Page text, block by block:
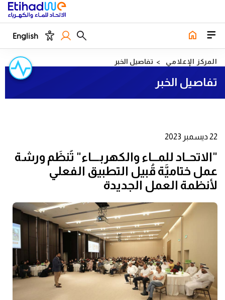
English
المركز الإعلامي تفاصيل الخبر
تفاصيل الخبر
22 ديسمبر 2023
"الاتحــاد للمـــاء والكهربــــاء" تُنظِّم ورشة
عمل ختاميَّة قُبيل التطبيق الفعلي
لأنظمة العمل الجديدة